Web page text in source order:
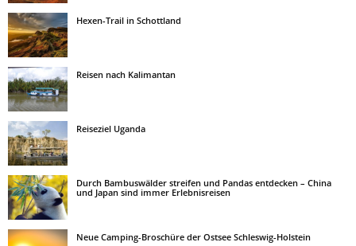
Hexen-Trail in Schottland
Reisen nach Kalimantan
Reiseziel Uganda
Durch Bambuswälder streifen und Pandas entdecken – China
und Japan sind immer Erlebnisreisen
Neue Camping-Broschüre der Ostsee Schleswig-Holstein